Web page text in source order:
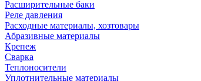
Расширительные баки
Реле давления
Расходные материалы, хозтовары
Абразивные материалы
Крепеж
Сварка
Теплоносители
Уплотнительные материалы